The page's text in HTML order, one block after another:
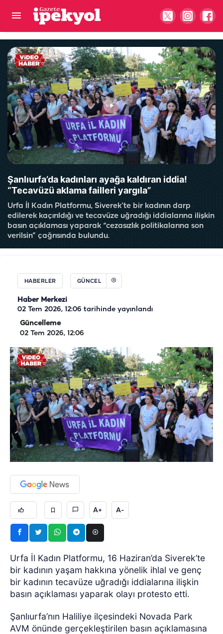
Şanlıurfa’da kadınları ayağa kaldıran iddia!
“Tecavüzü aklama failleri yargıla”
Urfa İl Kadın Platformu, Siverek’te bir kadının darp
edilerek kaçırıldığı ve tecavüze uğradığı iddialarına ilişkin
basın açıklaması yaparak “cezasızlık politikalarına son
verilsin” çağrısında bulundu.
HABERLER GÜNCEL
Haber Merkezi
02 Tem 2026, 12:06 tarihinde yayınlandı
Güncelleme
02 Tem 2026, 12:06
A+ A-
Urfa İl Kadın Platformu, 16 Haziran’da Siverek’te
bir kadının yaşam hakkına yönelik ihlal ve genç
bir kadının tecavüze uğradığı iddialarına ilişkin
basın açıklaması yaparak olayı protesto etti.
Şanlıurfa’nın Haliliye ilçesindeki Novada Park
AVM önünde gerçekleştirilen basın açıklamasına
Şanlıurfa'da Filistin Konvoyu'na katıldı: Fransız
aktivist müslüman oldu